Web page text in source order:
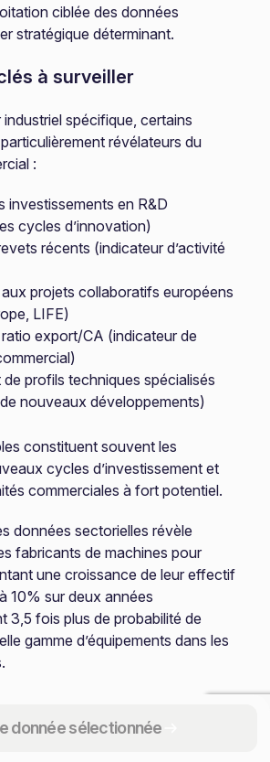
donnée sélectionnée
ciblée des données
stratégique déterminant.
à surveiller
spécifique, certains
révélateurs du
:
investissements en R&D
cycles d’innovation)
récents (indicateur d’activité
projets collaboratifs européens
LIFE)
export/CA (indicateur de
profils techniques spécialisés
nouveaux développements)
constituent souvent les
cycles d’investissement et
commerciales à fort potentiel.
données sectorielles révèle
fabricants de machines pour
une croissance de leur effectif
10% sur deux années
3,5 fois plus de probabilité de
gamme d’équipements dans les